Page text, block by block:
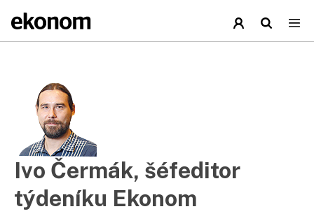
Ivo Čermák, šéfeditor
týdeníku Ekonom